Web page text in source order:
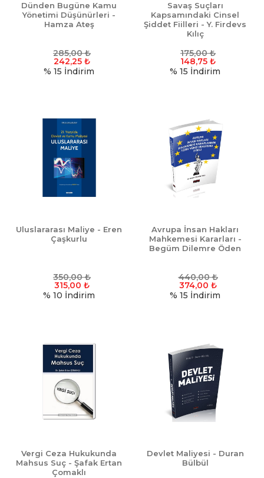
Dünden Bugüne Kamu
Yönetimi Düşünürleri -
Hamza Ateş
285,00₺
242,25 ₺
% 15 İndirim
Savaş Suçları
Kapsamındaki Cinsel
Şiddet Fiilleri - Y. Firdevs
Kılıç
175,00₺
148,75 ₺
% 15 İndirim
Uluslararası Maliye - Eren
Çaşkurlu
350,00₺
315,00 ₺
% 10 İndirim
Avrupa İnsan Hakları
Mahkemesi Kararları -
Begüm Dilemre Öden
440,00₺
374,00 ₺
% 15 İndirim
Vergi Ceza Hukukunda
Mahsus Suç - Şafak Ertan
Çomaklı
Devlet Maliyesi - Duran
Bülbül